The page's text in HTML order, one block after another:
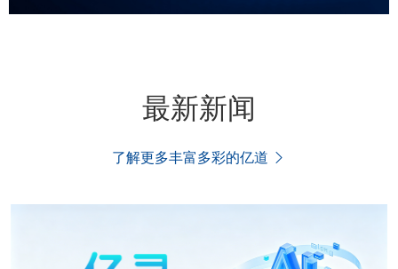
最新新闻
了解更多丰富多彩的亿道